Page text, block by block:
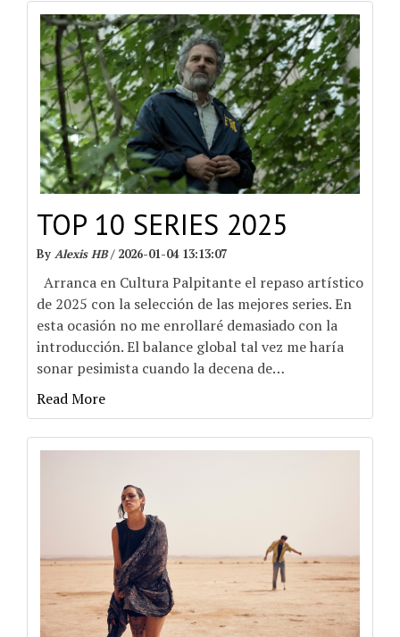
TOP 10 SERIES 2025
By Alexis HB/ 2026-01-04 13:13:07
Arranca en Cultura Palpitante el repaso artístico
de 2025 con la selección de las mejores series. En
esta ocasión no me enrollaré demasiado con la
introducción. El balance global tal vez me haría
sonar pesimista cuando la decena de…
Read More